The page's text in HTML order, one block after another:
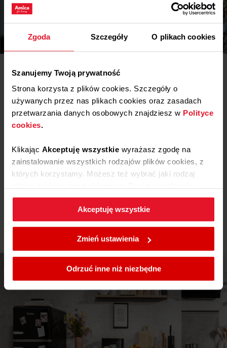
Zgoda Szczegóły O plikach cookies
Szanujemy Twoją prywatność
Strona korzysta z plików cookies. Szczegóły o
używanych przez nas plikach cookies oraz zasadach
przetwarzania danych osobowych znajdziesz w Polityce
cookies.
Klikając Akceptuję wszystkie wyrażasz zgodę na
zainstalowanie wszystkich rodzajów plików cookies, z
których korzystamy. Możesz też wybrać jaki rodzaj
klikającZmień ustawienia.
W każdej chwili możesz zmienić wybrane przez Ciebie
ustawienia plików cookies wchodząc w zakładkę
Akceptuję wszystkie
Zmień ustawienia
Odrzuć inne niż niezbędne
Plikido pobrania
Karta produktu
Instrukcja użytkownika
Ostrzeżenia i informacje dotyczące
bezpieczeństwa
Pobierz
Instrukcja obsługi Pobierz